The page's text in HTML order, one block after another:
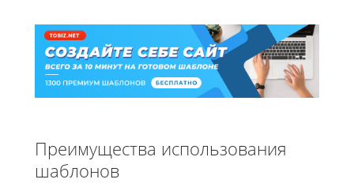
Преимущества использования
шаблонов